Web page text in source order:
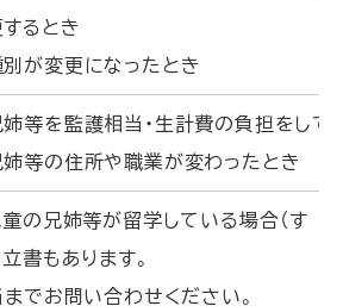
るとき
が変更になったとき
等を監護相当・生計費の負担をして
等の住所や職業が変わったとき
の兄姉等が留学している場合（す
書もあります。
でお問い合わせください。